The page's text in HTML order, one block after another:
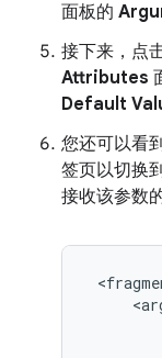
面板的
接下来，点
Attributes
Default
您还可以看
签页以切换
接收该参数